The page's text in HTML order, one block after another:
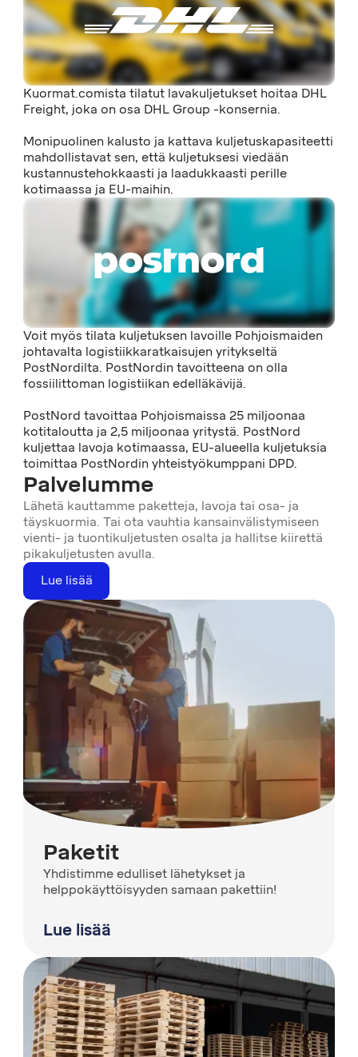
Kuormat.comista tilatut lavakuljetukset hoitaa DHL
Freight, joka on osa DHL Group -konsernia.
Monipuolinen kalusto ja kattava kuljetuskapasiteetti
mahdollistavat sen, että kuljetuksesi viedään
kustannustehokkaasti ja laadukkaasti perille
kotimaassa ja EU-maihin.
Voit myös tilata kuljetuksen lavoille Pohjoismaiden
johtavalta logistiikkaratkaisujen yritykseltä
PostNordilta. PostNordin tavoitteena on olla
fossiilittoman logistiikan edelläkävijä.
PostNord tavoittaa Pohjoismaissa 25 miljoonaa
kotitaloutta ja 2,5 miljoonaa yritystä. PostNord
kuljettaa lavoja kotimaassa, EU-alueella kuljetuksia
toimittaa PostNordin yhteistyökumppani DPD.
Palvelumme
Lähetä kauttamme paketteja, lavoja tai osa- ja
täyskuormia. Tai ota vauhtia kansainvälistymiseen
vienti- ja tuontikuljetusten osalta ja hallitse kiirettä
pikakuljetusten avulla.
Lue lisää
Paketit
Yhdistimme edulliset lähetykset ja
helppokäyttöisyyden samaan pakettiin!
Lue lisää